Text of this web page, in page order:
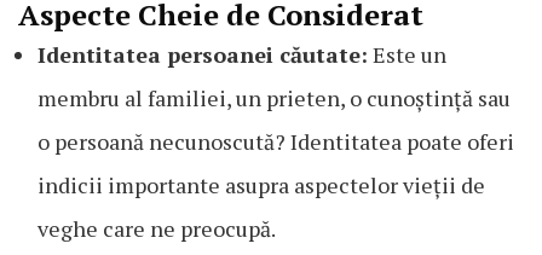
Aspecte Cheie de Considerat
Identitatea persoanei căutate: Este un
membru al familiei, un prieten, o cunoștință sau
o persoană necunoscută? Identitatea poate oferi
indicii importante asupra aspectelor vieții de
veghe care ne preocupă.